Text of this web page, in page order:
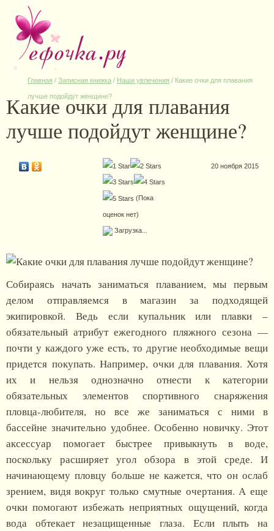
Главная / Записная книжка / Наши увлечения / Какие очки для плавания
лучше подойдут женщине?
Какие очки для плавания
лучше подойдут женщине?
(Пока
оценок нет)
Загрузка...
20 ноября 2015
Собираясь начать заниматься плаванием, мы первым
делом отправляемся в магазин за подходящей
экипировкой. Ведь если купальник или плавки –
обязательный атрибут ежегодного пляжного сезона —
почти у каждого уже есть, то другие необходимые вещи
придется покупать. Например, очки для плавания. Хотя
их и нельзя однозначно отнести к категории
обязательных элементов спортивного снаряжения
пловца-любителя, но все же заниматься с ними в
бассейне значительно удобнее. Особенно новичку. Этот
аксессуар помогает быстрее привыкнуть в воде,
поскольку расширяет угол обзора в этой среде. И
начинающему пловцу больше не кажется, что он ослаб
зрением, видя вокруг только смутные очертания. А еще
очки помогают избежать неприятных ощущений, когда
вода обтекает незащищенные глаза. Если плыть на